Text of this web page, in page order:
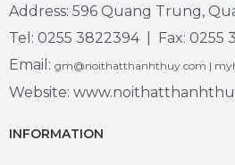
Address: 596 Quang Trung,
Tel: 0255 3822394 | Fax: 0255
Email: gm@noithatthanhthuy.com |
Website:
INFORMATION